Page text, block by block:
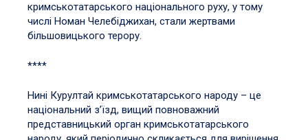
кримськотатарського національного руху, у тому
числі Номан Челебіджихан, стали жертвами
більшовицького терору.
****
Нині Курултай кримськотатарського народу – це
національний з’їзд, вищий повноважний
представницький орган кримськотатарського